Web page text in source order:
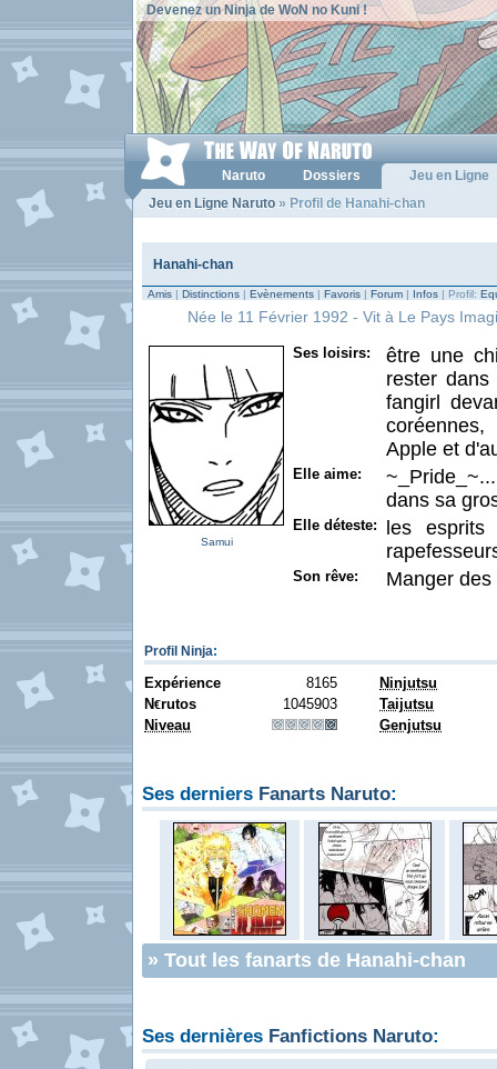
Devenez un Ninja de WoN no Kuni !
Naruto Dossiers
Jeu en Ligne
Jeu en Ligne Naruto » Profil de Hanahi-chan
Hanahi-chan
Amis | Distinctions | Evènements | Favoris | Forum | Infos | Profil:
Née le 11 Février 1992 - Vit à Le Pays
Samui
Ses loisirs:
être une
rester
fangirl
Apple et
Elle aime:
dans sa
Elle déteste:
les esprits
Son rêve: Manger
Profil Ninja:
Expérience 8165
Ninjutsu
N€rutos 1045903
Taijutsu
Niveau
Genjutsu
Ses derniers Fanarts Naruto:
» Tout les fanarts de Hanahi-chan
Ses dernières Fanfictions Naruto: